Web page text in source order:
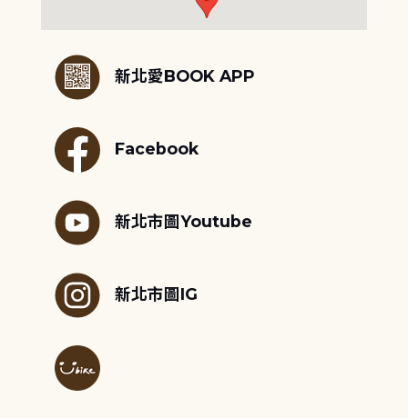
新北愛BOOK APP
Facebook
新北市圖Youtube
新北市圖IG